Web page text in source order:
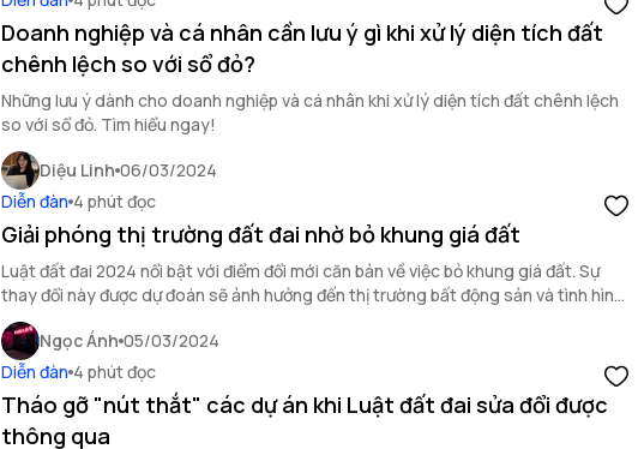
Doanh nghiệp và cá nhân cần lưu ý gì khi xử lý diện tích đất
chênh lệch so với sổ đỏ?
Những lưu ý dành cho doanh nghiệp và cá nhân khi xử lý diện tích đất chênh lệch
so với sổ đỏ. Tìm hiểu ngay!
Diệu Linh 06/03/2024
Diễn đàn 4 phút đọc
Giải phóng thị trường đất đai nhờ bỏ khung giá đất
Luật đất đai 2024 nổi bật với điểm đổi mới căn bản về việc bỏ khung giá đất. Sự
thay đổi này được dự đoán sẽ ảnh hưởng đến thị trường bất động sản và tình hình
tài chính đầu tư. Tìm hiểu ngay!
Ngọc Ánh 05/03/2024
Diễn đàn 4 phút đọc
Tháo gỡ "nút thắt" các dự án khi Luật đất đai sửa đổi được
thông qua